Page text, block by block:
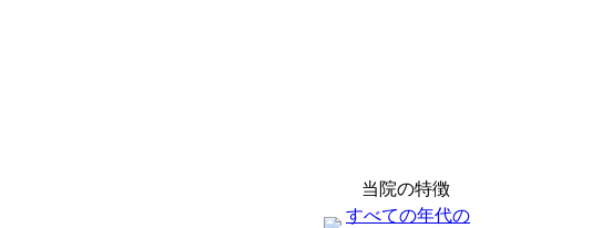
当院の特徴
すべての年代の